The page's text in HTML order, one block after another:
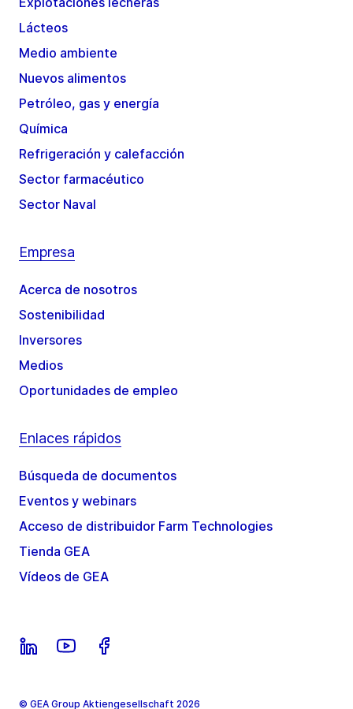
Lácteos
Medio ambiente
Nuevos alimentos
Petróleo, gas y energía
Química
Refrigeración y calefacción
Sector farmacéutico
Sector Naval
Empresa
Acerca de nosotros
Sostenibilidad
Inversores
Medios
Oportunidades de empleo
Enlaces rápidos
Búsqueda de documentos
Eventos y webinars
Acceso de distribuidor Farm Technologies
Tienda GEA
Vídeos de GEA
© GEA Group Aktiengesellschaft 2026